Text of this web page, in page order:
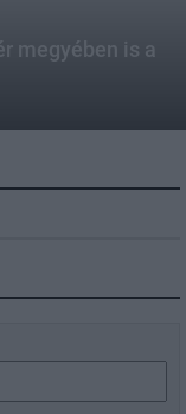
megyében is a